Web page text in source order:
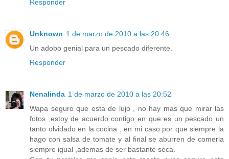
Responder
Unknown 1 de marzo de 2010 a las 20:46
Un adobo genial para un pescado diferente.
Responder
Nenalinda 1 de marzo de 2010 a las 20:52
Wapa seguro que esta de lujo , no hay mas que mirar las
fotos ,estoy de acuerdo contigo en que es un pescado un
tanto olvidado en la cocina , en mi caso por que siempre la
hago con salsa de tomate y al final se aburren de comerla
siempre igual ,ademas de ser bastante seca.